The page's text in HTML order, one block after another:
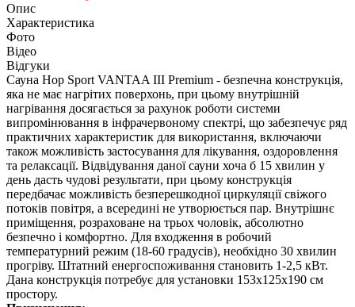
Опис
Характеристика
Фото
Відео
Відгуки
Сауна Hop Sport VANTAA III Premium - безпечна конструкція,
яка не має нагрітих поверхонь, при цьому внутрішній
нагрівання досягається за рахунок роботи системи
випромінювання в інфрачервоному спектрі, що забезпечує ряд
практичних характеристик для використання, включаючи
також можливість застосування для лікування, оздоровлення
та релаксації. Відвідування даної сауни хоча б 15 хвилин у
день дасть чудові результати, при цьому конструкція
передбачає можливість безперешкодної циркуляції свіжого
потоків повітря, а всередині не утворюється пар. Внутрішнє
приміщення, розраховане на трьох чоловік, абсолютно
безпечно і комфортно. Для входження в робочий
температурний режим (18-60 градусів), необхідно 30 хвилин
прогріву. Штатний енергоспоживання становить 1-2,5 кВт.
Дана конструкція потребує для установки 153х125х190 см
простору.